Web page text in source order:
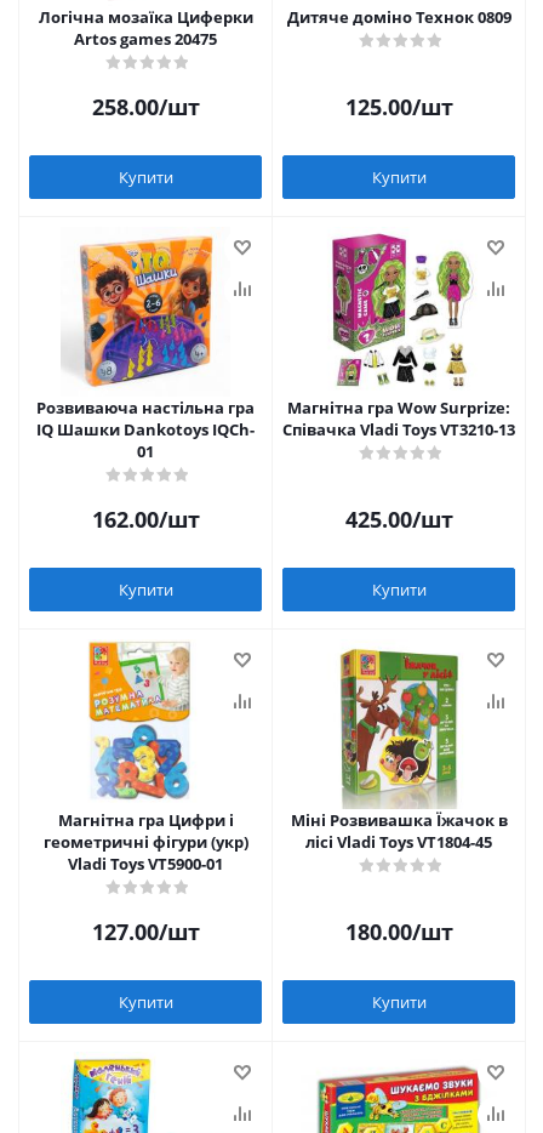
Логічна мозаїка Циферки
Artos games 20475
258.00/шт
Купити
Дитяче доміно Технок 0809
125.00/шт
Купити
Розвиваюча настільна гра
IQ Шашки Dankotoys IQCh-
01
162.00/шт
Купити
Магнітна гра Wow Surprize:
Співачка Vladi Toys VT3210-13
425.00/шт
Купити
Магнітна гра Цифри і
геометричні фігури (укр)
Vladi Toys VT5900-01
127.00/шт
Купити
Міні Розвивашка Їжачок в
лісі Vladi Toys VT1804-45
180.00/шт
Купити